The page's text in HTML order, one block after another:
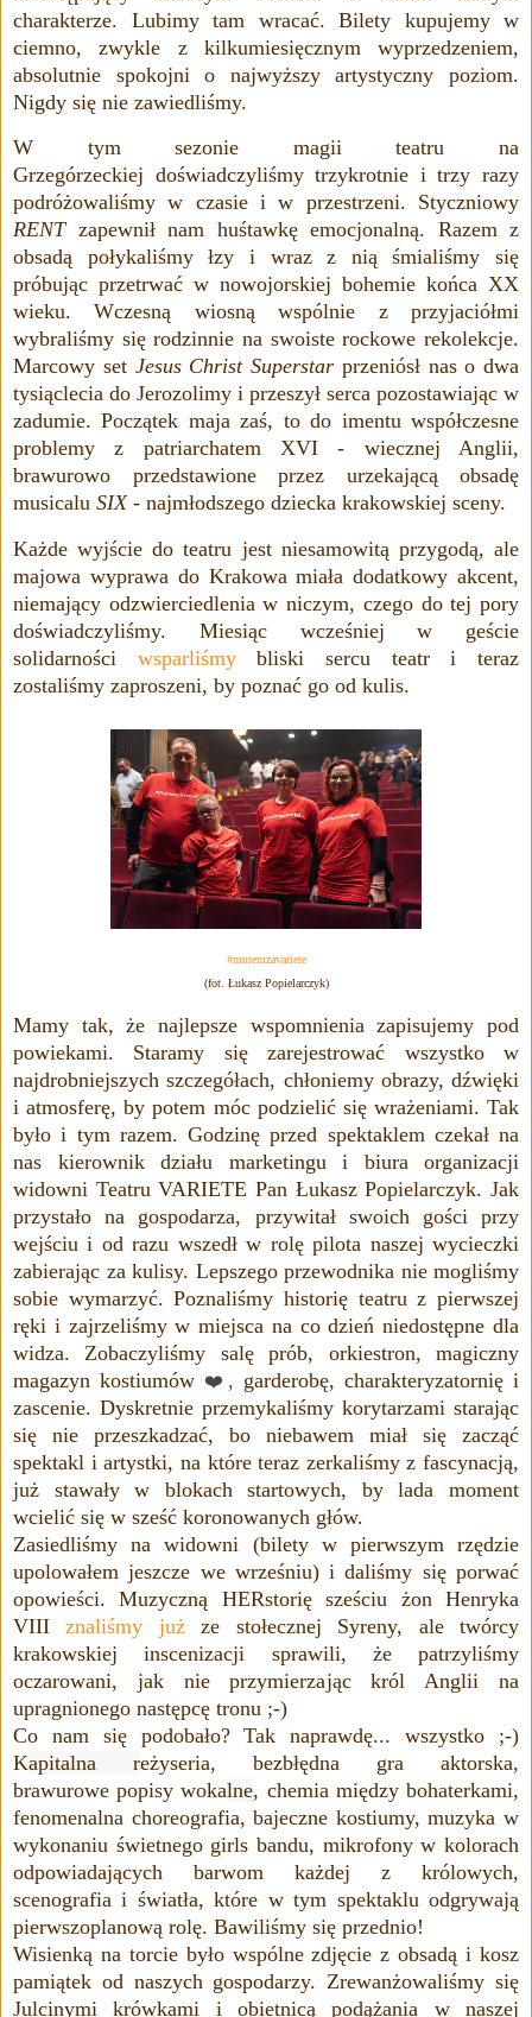
charakterze. Lubimy tam wracać. Bilety kupujemy w
ciemno, zwykle z kilkumiesięcznym wyprzedzeniem,
absolutnie spokojni o najwyższy artystyczny poziom.
Nigdy się nie zawiedliśmy.
W tym sezonie magii teatruna
Grzegórzeckiej doświadczyliśmy trzykrotnie i trzy razy
podróżowaliśmy w czasie i w przestrzeni. Styczniowy
RENTzapewnił nam huśtawkę emocjonalną. Razem z
obsadą połykaliśmy łzy i wraz z nią śmialiśmy się
próbując przetrwać w nowojorskiej bohemie końca XX
wieku. Wczesną wiosną wspólnie z przyjaciółmi
wybraliśmy się rodzinnie na swoiste rockowe rekolekcje.
Marcowy set Jesus Christ Superstar przeniósł nas o dwa
tysiąclecia do Jerozolimy i przeszył serca pozostawiając w
zadumie. Początek maja zaś, todo imentu współczesne
problemy z patriarchatem XVI - wiecznej Anglii,
brawurowo przedstawione przez urzekającą obsadę
musicalu SIX - najmłodszego dziecka krakowskiej sceny.
Każde wyjście do teatru jest niesamowitą przygodą, ale
majowa wyprawa do Krakowa miała dodatkowy akcent,
niemający odzwierciedlenia w niczym, czego do tej pory
doświadczyliśmy. Miesiąc wcześniej w geście
solidarności wsparliśmybliski sercu teatr i teraz
zostaliśmy zaproszeni, by poznać go od kulis.
#muremzavariete
(fot. Łukasz Popielarczyk)
Mamy tak, że najlepsze wspomnienia zapisujemy pod
powiekami. Staramy się zarejestrować wszystko w
najdrobniejszych szczegółach, chłoniemy obrazy, dźwięki
i atmosferę, by potem móc podzielić się wrażeniami. Tak
było i tym razem. Godzinę przed spektaklem czekał na
nas kierownik działu marketingu i biura organizacji
widowni Teatru VARIETE Pan Łukasz Popielarczyk. Jak
przystało na gospodarza, przywitał swoich gości przy
wejściu i od razu wszedł w rolę pilota naszej wycieczki
zabierając za kulisy. Lepszego przewodnika nie mogliśmy
sobie wymarzyć. Poznaliśmy historię teatru z pierwszej
ręki i zajrzeliśmy w miejsca na co dzień niedostępne dla
widza. Zobaczyliśmy salę prób, orkiestron, magiczny
magazyn kostiumów ❤️ , garderobę, charakteryzatornię i
zascenie. Dyskretnie przemykaliśmy korytarzami starając
się nie przeszkadzać, bo niebawem miał się zacząć
spektakl i artystki, na które teraz zerkaliśmy z fascynacją,
już stawały w blokach startowych, by lada moment
wcielić się w sześć koronowanych głów.
Zasiedliśmy na widowni (bilety w pierwszym rzędzie
upolowałem jeszcze we wrześniu) i daliśmy się porwać
opowieści. Muzyczną HERstorię sześciu żon Henryka
VIIIznaliśmy jużze stołecznej Syreny, ale twórcy
krakowskiejinscenizacji sprawili, że patrzyliśmy
oczarowani, jak nie przymierzając król Anglii na
upragnionego następcę tronu ;-)
Co nam się podobało? Tak naprawdę... wszystko ;-)
Kapitalna reżyseria, bezbłędna gra aktorska,
brawurowe popisy wokalne, chemia między bohaterkami,
fenomenalna choreografia, bajeczne kostiumy, muzyka w
wykonaniu świetnego girls bandu, mikrofony w kolorach
odpowiadających barwom każdej z królowych,
scenografia i światła, które w tym spektaklu odgrywają
pierwszoplanową rolę. Bawiliśmy się przednio!
Wisienką na torcie było wspólne zdjęcie z obsadą i kosz
pamiątek od naszych gospodarzy. Zrewanżowaliśmy się
Julcinymi krówkami i obietnicą podążania w naszej